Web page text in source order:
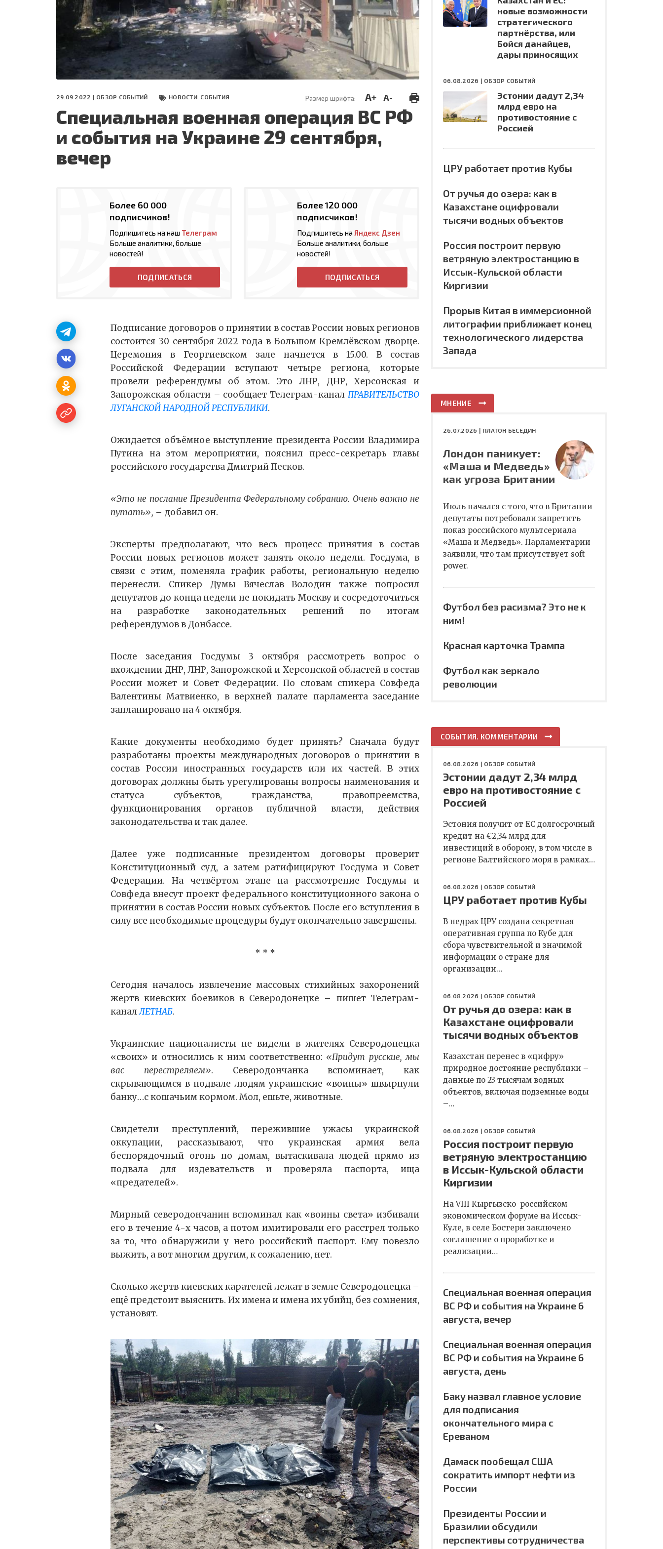
СЕГОДНЯ
ПОЛЯ БИТВЫ 2024
29.09.2022 | ОБЗОР СОБЫТИЙ НОВОСТИ. СОБЫТИЯ Размер шрифта: A+ A-
Специальная военная операция ВС РФ
и события на Украине 29 сентября,
вечер
Более 60 000
подписчиков!
Подпишитесь на наш Телеграм
Больше аналитики, больше
новостей!
ПОДПИСАТЬСЯ
Более 120 000
подписчиков!
Подпишитесь на Яндекс Дзен
Больше аналитики, больше
новостей!
ПОДПИСАТЬСЯ
Подписание договоров о принятии в состав России новых регионов
состоится 30 сентября 2022 года в Большом Кремлёвском дворце.
Церемония в Георгиевском зале начнется в 15.00. В состав
Российской Федерации вступают четыре региона, которые
провели референдумы об этом. Это ЛНР, ДНР, Херсонская и
Запорожская области – сообщает Телеграм-канал ПРАВИТЕЛЬСТВО
ЛУГАНСКОЙ НАРОДНОЙ РЕСПУБЛИКИ.
Ожидается объёмное выступление президента России Владимира
Путина на этом мероприятии, пояснил пресс-секретарь главы
российского государства Дмитрий Песков.
«Это не послание Президента Федеральному собранию. Очень важно не
путать», – добавил он.
Эксперты предполагают, что весь процесс принятия в состав
России новых регионов может занять около недели. Госдума, в
связи с этим, поменяла график работы, региональную неделю
перенесли. Спикер Думы Вячеслав Володин также попросил
депутатов до конца недели не покидать Москву и сосредоточиться
на разработке законодательных решений по итогам
референдумов в Донбассе.
После заседания Госдумы 3 октября рассмотреть вопрос о
вхождении ДНР, ЛНР, Запорожской и Херсонской областей в состав
России может и Совет Федерации. По словам спикера Совфеда
Валентины Матвиенко, в верхней палате парламента заседание
запланировано на 4 октября.
Какие документы необходимо будет принять? Сначала будут
разработаны проекты международных договоров о принятии в
состав России иностранных государств или их частей. В этих
договорах должны быть урегулированы вопросы наименования и
статуса субъектов, гражданства, правопреемства,
функционирования органов публичной власти, действия
законодательства и так далее.
Далее уже подписанные президентом договоры проверит
Конституционный суд, а затем ратифицируют Госдума и Совет
Федерации. На четвёртом этапе на рассмотрение Госдумы и
Совфеда внесут проект федерального конституционного закона о
принятии в состав России новых субъектов. После его вступления в
силу все необходимые процедуры будут окончательно завершены.
* * *
Сегодня началось извлечение массовых стихийных захоронений
жертв киевских боевиков в Северодонецке – пишет Телеграм-
каналЛЕТНАБ.
Украинские националисты не видели в жителях Северодонецка
«своих» и относились к ним соответственно: «Придут русские, мы
вас перестреляем». Северодончанка вспоминает, как
скрывающимся в подвале людям украинские «воины» швырнули
банку…с кошачьим кормом. Мол, ешьте, животные.
Свидетели преступлений, пережившие ужасы украинской
оккупации, рассказывают, что украинская армия вела
беспорядочный огонь по домам, вытаскивала людей прямо из
подвала для издевательств и проверяла паспорта, ища
«предателей».
Мирный северодончанин вспоминал как «воины света» избивали
его в течение 4-х часов, а потом имитировали его расстрел только
за то, что обнаружили у него российский паспорт. Ему повезло
выжить, а вот многим другим, к сожалению, нет.
Сколько жертв киевских карателей лежат в земле Северодонецка –
ещё предстоит выяснить. Их имена и имена их убийц, без сомнения,
установят.
новые возможности
стратегического
партнёрства, или
Бойся данайцев,
дары приносящих
06.08.2026 | ОБЗОР СОБЫТИЙ
Эстонии дадут 2,34
млрд евро на
противостояние с
Россией
ЦРУ работает против Кубы
От ручья до озера: как в
Казахстане оцифровали
тысячи водных объектов
Россия построит первую
ветряную электростанцию в
Иссык-Кульской области
Киргизии
Прорыв Китая в иммерсионной
литографии приближает конец
технологического лидерства
Запада
МНЕНИЕ
26.07.2026 | ПЛАТОН БЕСЕДИН
Лондон паникует:
«Маша и Медведь»
как угроза Британии
Июль начался с того, что в Британии
депутаты потребовали запретить
показ российского мультсериала
«Маша и Медведь». Парламентарии
заявили, что там присутствует soft
power.
Футбол без расизма? Это не к
ним!
Красная карточка Трампа
Футбол как зеркало
революции
СОБЫТИЯ. КОММЕНТАРИИ
06.08.2026 | ОБЗОР СОБЫТИЙ
Эстонии дадут 2,34 млрд
евро на противостояние с
Россией
Эстония получит от ЕС долгосрочный
кредит на €2,34 млрд для
инвестиций в оборону, в том числе в
регионе Балтийского моря в рамках…
06.08.2026 | ОБЗОР СОБЫТИЙ
ЦРУ работает против Кубы
В недрах ЦРУ создана секретная
оперативная группа по Кубе для
сбора чувствительной и значимой
информации о стране для
организации…
06.08.2026 | ОБЗОР СОБЫТИЙ
От ручья до озера: как в
Казахстане оцифровали
тысячи водных объектов
Казахстан перенес в «цифру»
природное достояние республики –
данные по 23 тысячам водных
объектов, включая подземные воды
–…
06.08.2026 | ОБЗОР СОБЫТИЙ
Россия построит первую
ветряную электростанцию
в Иссык-Кульской области
Киргизии
На VIII Кыргызско-российском
экономическом форуме на Иссык-
Куле, в селе Бостери заключено
соглашение о проработке и
реализации…
Специальная военная операция
ВС РФ и события на Украине 6
августа, вечер
Специальная военная операция
ВС РФ и события на Украине 6
августа, день
Баку назвал главное условие
для подписания
окончательного мира с
Ереваном
Дамаск пообещал США
сократить импорт нефти из
России
Президенты России и
Бразилии обсудили
перспективы сотрудничества